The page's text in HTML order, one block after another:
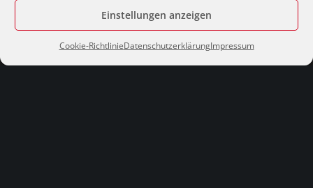
Einstellungen anzeigen
Cookie-RichtlinieDatenschutzerklärungImpressum